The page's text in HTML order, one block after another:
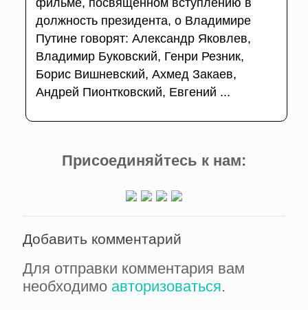
должность президента, о Владимире
Путине говорят: Александр Яковлев,
Владимир Буковский, Генри Резник,
Борис Вишневский, Ахмед Закаев,
Андрей Пионтковский, Евгений ...
Присоединяйтесь к нам:
Добавить комментарий
Для отправки комментария вам
необходимо авторизоваться.